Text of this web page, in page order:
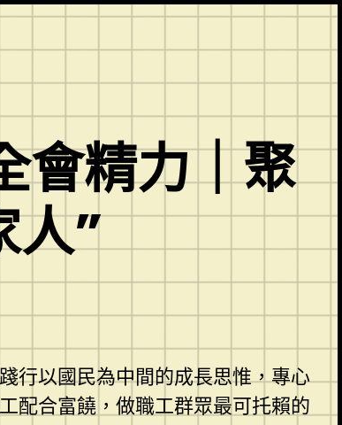
會精力｜聚
人”
行以國民為中間的成長思惟，專心
配合富饒，做職工群眾最可托賴的